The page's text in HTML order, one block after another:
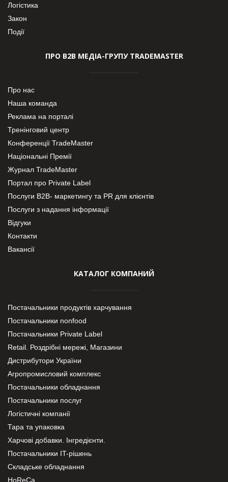
Логістика
Закон
Події
ПРО В2В МЕДІА-ГРУПУ TRADEMASTER
Про нас
Наша команда
Реклама на порталі
Тренінговий центр
Конференції TradeMaster
Національні Премії
Журнал TradeMaster
Портал про Private Label
Послуги В2В- маркетингу та PR для клієнтів
Послуги з надання інформації
Відгуки
Контакти
Вакансії
КАТАЛОГ КОМПАНИЙ
Постачальники продуктів харчування
Постачальники nonfood
Постачальники Private Label
Retail. Роздрібні мережі, Магазини
Дистрибутори України
Агропромисловий комплекс
Постачальники обладнання
Постачальники послуг
Логістичні компанії
Тара та упаковка
Харчові добавки. Інгредієнти.
Постачальники IT-рішень
Складське обладнання
HoReCa